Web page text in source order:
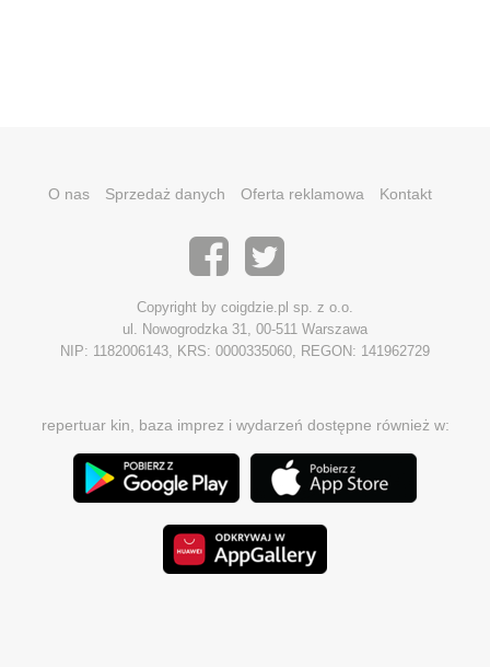
O nas Sprzedaż danych Oferta reklamowa Kontakt
Copyright by coigdzie.pl sp. z o.o.
ul. Nowogrodzka 31, 00-511 Warszawa
NIP: 1182006143, KRS: 0000335060, REGON: 141962729
repertuar kin, baza imprez i wydarzeń dostępne również w: